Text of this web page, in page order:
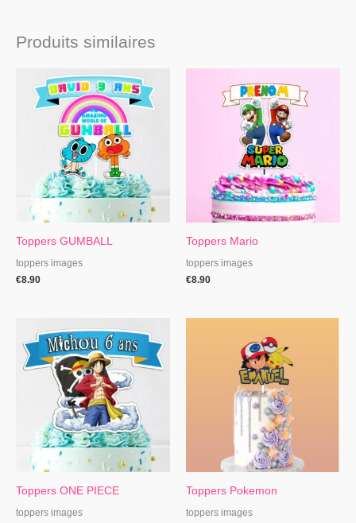
Produits similaires
Toppers GUMBALL
toppers images
€8.90
Toppers Mario
toppers images
€8.90
Toppers ONE PIECE
toppers images
Toppers Pokemon
toppers images